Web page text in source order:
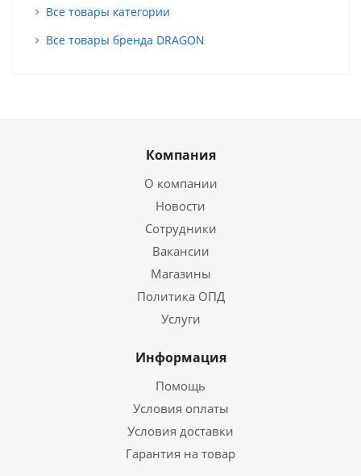
Все товары категории
Все товары бренда DRAGON
Компания
О компании
Новости
Сотрудники
Вакансии
Магазины
Политика ОПД
Услуги
Информация
Помощь
Условия оплаты
Условия доставки
Гарантия на товар